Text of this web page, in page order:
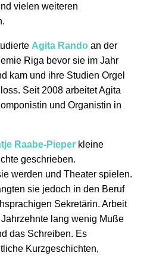
vielen weiteren
Agita Randoan der
Riga bevor sie im Jahr
kam und ihre Studien Orgel
Seit 2008 arbeitet Agita
und Organistin in
Raabe-Pieperkleine
geschrieben.
werden und Theater spielen.
sie jedoch in den Beruf
Sekretärin. Arbeit
lang wenig Muße
das Schreiben. Es
Kurzgeschichten,